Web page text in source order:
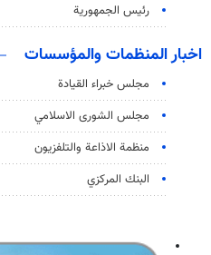
رئيس الجمهورية
اخبار المنظمات والمؤسسات
مجلس خبراء القيادة
مجلس الشورى الاسلامي
منظمة الاذاعة والتلفزیون
البنك المركزي